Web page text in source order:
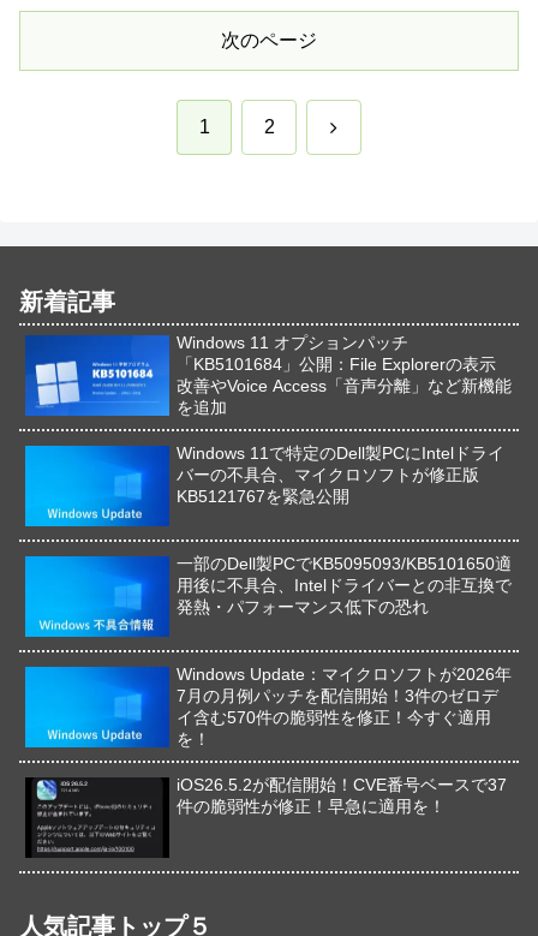
次のページ
1 2 次
新着記事
Windows 11 オプションパッチ
「KB5101684」公開：File Explorerの表示
改善やVoice Access「音声分離」など新機能
を追加
Windows 11で特定のDell製PCにIntelドライ
バーの不具合、マイクロソフトが修正版
KB5121767を緊急公開
一部のDell製PCでKB5095093/KB5101650適
用後に不具合、Intelドライバーとの非互換で
発熱・パフォーマンス低下の恐れ
Windows Update：マイクロソフトが2026年
7月の月例パッチを配信開始！3件のゼロデ
イ含む570件の脆弱性を修正！今すぐ適用
を！
iOS26.5.2が配信開始！CVE番号ベースで37
件の脆弱性が修正！早急に適用を！
人気記事トップ５